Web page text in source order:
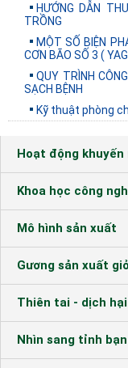
HƯỚNG DẪN
TRỒNG
MỘT SỐ BIỆN
CƠN BÃO SỐ 3 (
QUY TRÌNH
SẠCH BỆNH
Kỹ thuật phòng
Hoạt động khuyến
Khoa học công
Mô hình sản xuất
Gương sản xuất
Thiên tai - dịch hại
Nhìn sang tỉnh bạn